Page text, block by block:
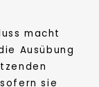
macht
Ausübung
sie